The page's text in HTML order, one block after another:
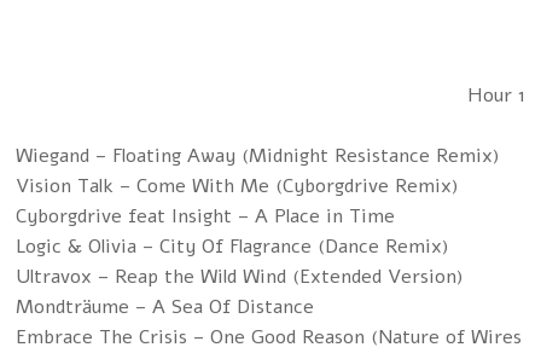
Hour 1
Wiegand – Floating Away (Midnight Resistance Remix)
Vision Talk – Come With Me (Cyborgdrive Remix)
Cyborgdrive feat Insight – A Place in Time
Logic & Olivia – City Of Flagrance (Dance Remix)
Ultravox – Reap the Wild Wind (Extended Version)
Mondträume – A Sea Of Distance
Embrace The Crisis – One Good Reason (Nature of Wires